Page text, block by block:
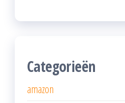
Categorieën
amazon